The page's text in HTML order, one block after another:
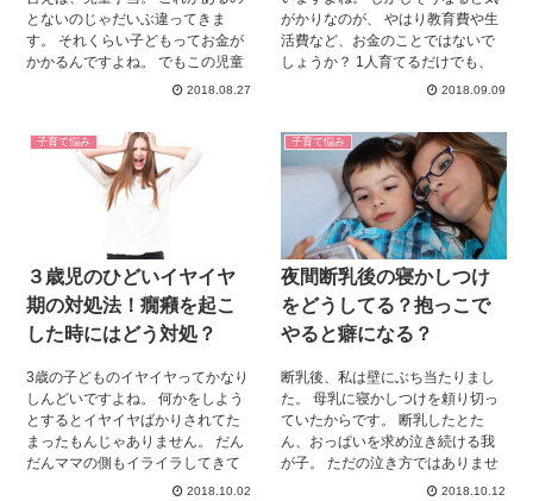
とないのじゃだいぶ違ってきま
す。 それくらい子どもってお金が
かかるんですよね。 でもこの児童
手当もらうのにもちゃんとした手
ってことも… そんなことにならな
いように、今回は児童手当につい
てお伝えします。 ママさんは必見
2018.08.27
がかりなのが、 やはり教育費や生
活費など、お金のことではないで
しょうか？ 1人育てるだけでも、
お金がかかるのが子供ですが、 そ
子供を3人育てているママたちの意
見を元に、 理想の年収や、子供3
人の場合に支給される、 公的補助
のことなどを調べてみました。
2018.09.09
子育て悩み
３歳児のひどいイヤイヤ
期の対処法！癇癪を起こ
した時にはどう対処？
3歳の子どものイヤイヤってかなり
しんどいですよね。 何かをしよう
とするとイヤイヤばかりされてた
まったもんじゃありません。 だん
だんママの側もイライラしてきて
悪循環になってしまう、なんてこ
2018.10.02
子育て悩み
夜間断乳後の寝かしつけ
をどうしてる？抱っこで
やると癖になる？
断乳後、私は壁にぶち当たりまし
た。 母乳に寝かしつけを頼り切っ
ていたからです。 断乳したとた
ん、おっぱいを求め泣き続ける我
が子。 ただの泣き方ではありませ
ん。大号泣です。 断乳前から言い
2018.10.12